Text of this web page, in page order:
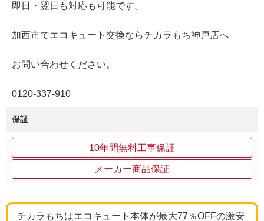
即日・翌日も対応も可能です。
加西市でエコキュート交換ならチカラもち神戸店へ
お問い合わせください。
0120‐337‐910
保証
10年間無料工事保証
メーカー商品保証
チカラもちはエコキュート本体が最大77％OFFの激安